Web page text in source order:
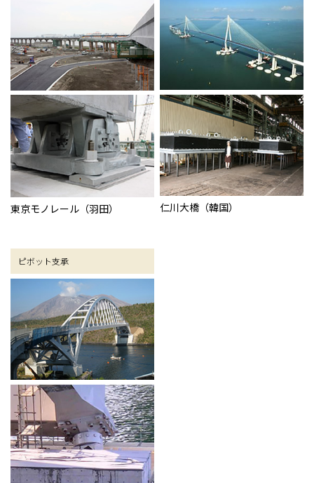
東京モノレール（羽田） 仁川大橋（韓国）
ピボット支承